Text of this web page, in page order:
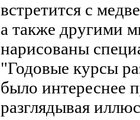
встретится с
а также другими
нарисованы
"Годовые курсы
было интереснее
разглядывая